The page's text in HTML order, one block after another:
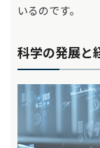
いるのです。
科学の発展と